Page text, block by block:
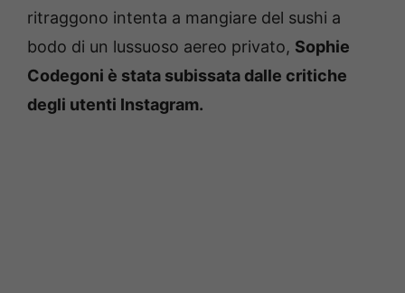
ritraggono intenta a mangiare del sushi a
bodo di un lussuoso aereo privato, Sophie
Codegoni è stata subissata dalle critiche
degli utenti Instagram.